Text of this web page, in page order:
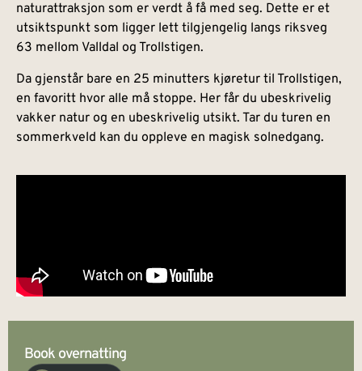
naturattraksjon som er verdt å få med seg. Dette er et
utsiktspunkt som ligger lett tilgjengelig langs riksveg
63 mellom Valldal og Trollstigen.
Da gjenstår bare en 25 minutters kjøretur til Trollstigen,
en favoritt hvor alle må stoppe. Her får du ubeskrivelig
vakker natur og en ubeskrivelig utsikt. Tar du turen en
sommerkveld kan du oppleve en magisk solnedgang.
Book overnatting